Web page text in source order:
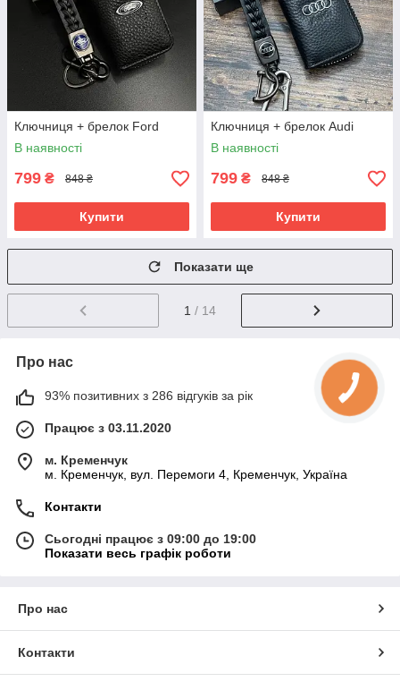
Ключниця + брелок Ford
В наявності
799 ₴ 848 ₴
Купити
Ключниця + брелок Audi
В наявності
799 ₴ 848 ₴
Купити
Показати ще
1 / 14
Про нас
93% позитивних з 286 відгуків за рік
Працює з 03.11.2020
м. Кременчук
м. Кременчук, вул. Перемоги 4, Кременчук, Україна
Контакти
Сьогодні працює з 09:00 до 19:00
Показати весь графік роботи
Про нас
Контакти